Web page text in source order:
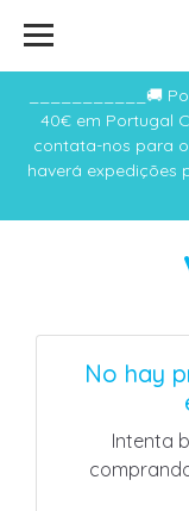
___________🚚
40€ em Portugal
contata-nos para
haverá expedições
No hay
Intenta